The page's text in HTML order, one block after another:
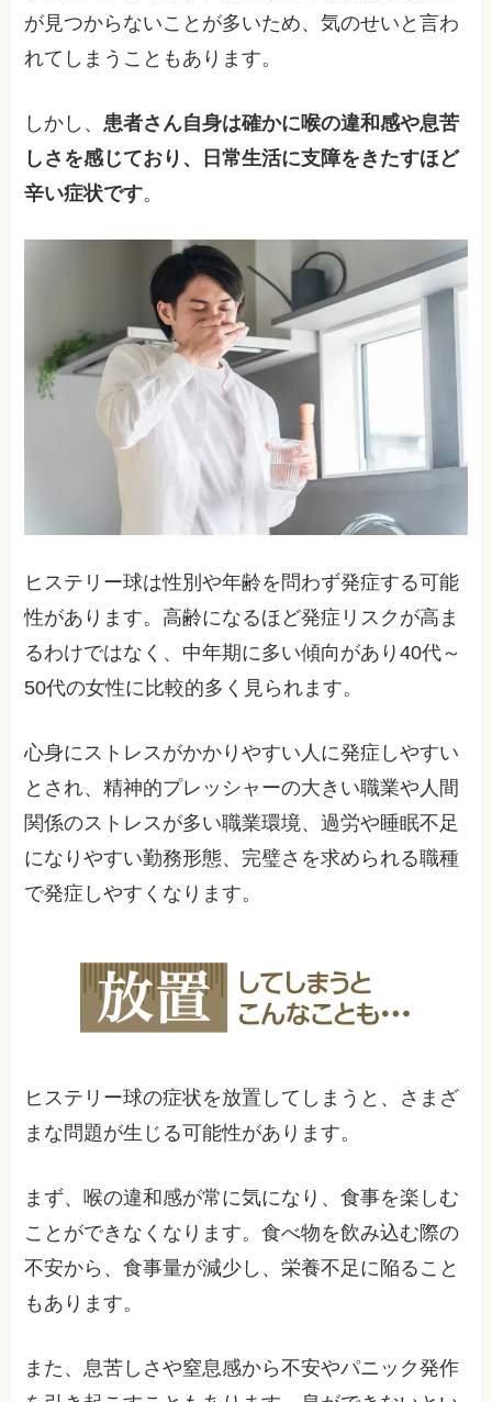
が見つからないことが多いため、気のせいと言わ
れてしまうこともあります。
しかし、 患者さん自身は確かに喉の違和感や息苦
しさを感じており、日常生活に支障をきたすほど
辛い症状です。
ヒステリー球は性別や年齢を問わず発症する可能
性があります。高齢になるほど発症リスクが高ま
るわけではなく、中年期に多い傾向があり40代～
50代の女性に比較的多く見られます。
心身にストレスがかかりやすい人に発症しやすい
とされ、精神的プレッシャーの大きい職業や人間
関係のストレスが多い職業環境、過労や睡眠不足
になりやすい勤務形態、完璧さを求められる職種
で発症しやすくなります。
ヒステリー球の症状を放置してしまうと、さまざ
まな問題が生じる可能性があります。
まず、喉の違和感が常に気になり、食事を楽しむ
ことができなくなります。食べ物を飲み込む際の
不安から、食事量が減少し、栄養不足に陥ること
もあります。
また、息苦しさや窒息感から不安やパニック発作